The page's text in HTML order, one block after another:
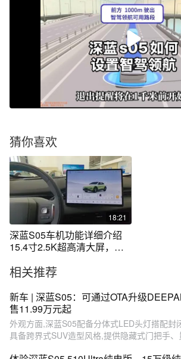
猜你喜欢
18:21
深蓝S05车机功能详细介绍
15.4寸2.5K超高清大屏，
相关推荐
新车 | 深蓝S05：可通过OTA升级
售11.99万元起
外观方面,深蓝S05配备分体式LED头灯搭配封
具备跨界式SUV造型风格,提供隐藏式门把手、